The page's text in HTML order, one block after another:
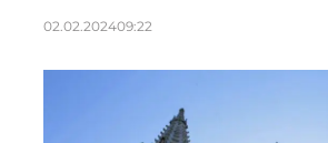
02.02.202409:22